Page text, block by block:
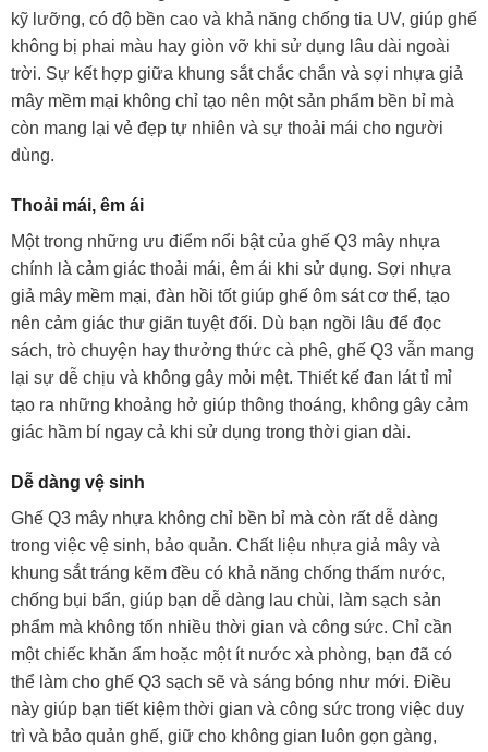
kỹ lưỡng, có độ bền cao và khả năng chống tia UV, giúp ghế
không bị phai màu hay giòn vỡ khi sử dụng lâu dài ngoài
trời. Sự kết hợp giữa khung sắt chắc chắn và sợi nhựa giả
mây mềm mại không chỉ tạo nên một sản phẩm bền bỉ mà
còn mang lại vẻ đẹp tự nhiên và sự thoải mái cho người
dùng.
Thoải mái, êm ái
Một trong những ưu điểm nổi bật của ghế Q3 mây nhựa
chính là cảm giác thoải mái, êm ái khi sử dụng. Sợi nhựa
giả mây mềm mại, đàn hồi tốt giúp ghế ôm sát cơ thể, tạo
nên cảm giác thư giãn tuyệt đối. Dù bạn ngồi lâu để đọc
sách, trò chuyện hay thưởng thức cà phê, ghế Q3 vẫn mang
lại sự dễ chịu và không gây mỏi mệt. Thiết kế đan lát tỉ mỉ
tạo ra những khoảng hở giúp thông thoáng, không gây cảm
giác hầm bí ngay cả khi sử dụng trong thời gian dài.
Dễ dàng vệ sinh
Ghế Q3 mây nhựa không chỉ bền bỉ mà còn rất dễ dàng
trong việc vệ sinh, bảo quản. Chất liệu nhựa giả mây và
khung sắt tráng kẽm đều có khả năng chống thấm nước,
chống bụi bẩn, giúp bạn dễ dàng lau chùi, làm sạch sản
phẩm mà không tốn nhiều thời gian và công sức. Chỉ cần
một chiếc khăn ẩm hoặc một ít nước xà phòng, bạn đã có
thể làm cho ghế Q3 sạch sẽ và sáng bóng như mới. Điều
này giúp bạn tiết kiệm thời gian và công sức trong việc duy
trì và bảo quản ghế, giữ cho không gian luôn gọn gàng,